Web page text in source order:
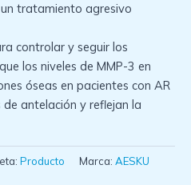
tratamiento agresivo
controlar y seguir los
los niveles de MMP-3 en
óseas en pacientes con AR
antelación y reflejan la
Producto Marca: AESKU